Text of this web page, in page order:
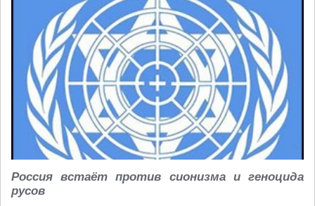
Россия встаёт против сионизма и геноцида
русов